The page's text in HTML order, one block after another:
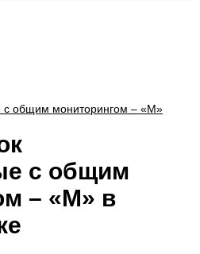
с общим мониторингом – «М»
с общим
– «М» в